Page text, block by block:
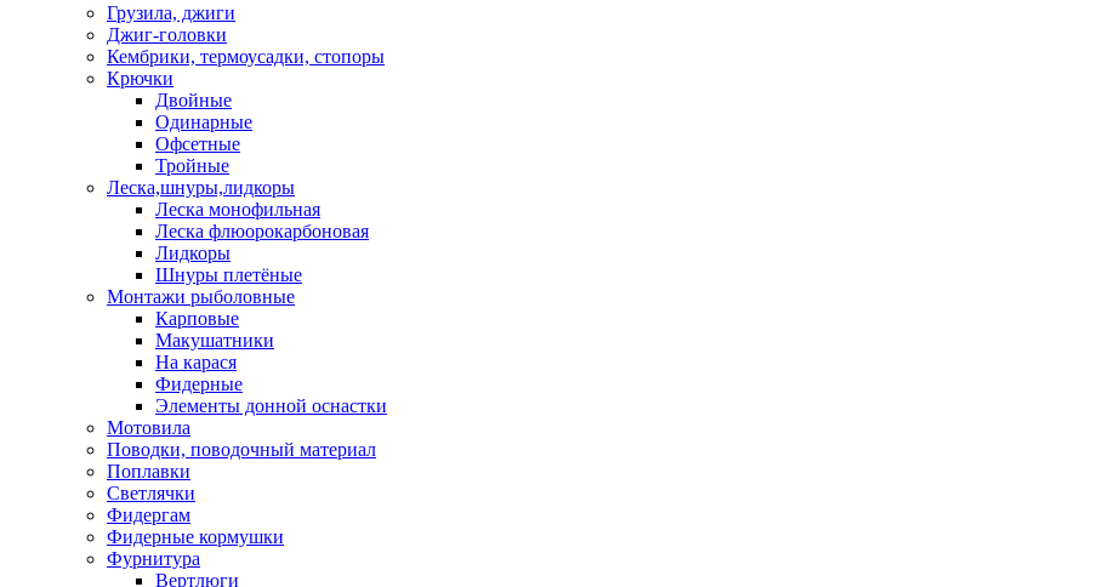
Грузила, джиги
Джиг-головки
Кембрики, термоусадки, стопоры
Крючки
Двойные
Одинарные
Офсетные
Тройные
Леска,шнуры,лидкоры
Леска монофильная
Леска флюорокарбоновая
Лидкоры
Шнуры плетёные
Монтажи рыболовные
Карповые
Макушатники
На карася
Фидерные
Элементы донной оснастки
Мотовила
Поводки, поводочный материал
Поплавки
Светлячки
Фидергам
Фидерные кормушки
Фурнитура
Вертлюги